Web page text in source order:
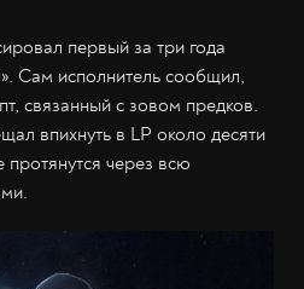
первый за три года
Сам исполнитель сообщил,
связанный с зовом предков.
впихнуть в LP около десяти
через всю